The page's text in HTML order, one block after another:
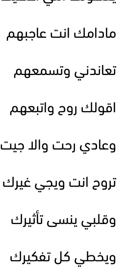
مادامك انت عاجبهم
تعاندني وتسمعهم
اقولك روح واتبعهم
وعادي رحت والا جيت
تروح انت ويجي غيرك
وقلبي ينسى تأثيرك
ويخطي كل تفكيرك